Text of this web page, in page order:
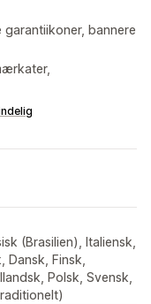
bannere
(Brasilien), Italiensk,
Dansk, Finsk,
Polsk, Svensk,